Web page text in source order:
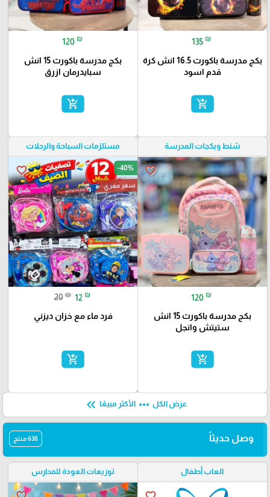
135 ₪
بكج مدرسة باكورث 16.5 انش كرة
قدم اسود
add_shopping_cart
120 ₪
بكج مدرسة باكورث 15 انش
سبايدرمان ازرق
add_shopping_cart
شنط وبكجات المدرسة
favorite_border
120 ₪
بكج مدرسة باكورث 15 انش
ستيتش وانجل
add_shopping_cart
مستلزمات السباحة والرحلات
favorite_border -40%
سعر مغري
20 ₪ 12 ₪
فرد ماء مع خزان ديزني
add_shopping_cart
عرض الكل more_horiz الأكثر مبيعًا keyboard_double_arrow_left
وصل حديثاً 638 منتج
العاب أطفال توزيعات العودة للمدارس